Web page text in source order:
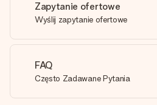
Zapytanie ofertowe
Wyślij zapytanie ofertowe
FAQ
Często Zadawane Pytania